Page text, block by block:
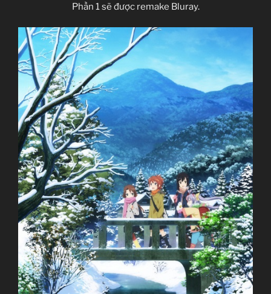
Phần 1 sẽ được remake Bluray.